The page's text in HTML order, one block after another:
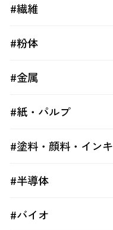
#繊維
#粉体
#金属
#紙・パルプ
#塗料・顔料・インキ
#半導体
#バイオ